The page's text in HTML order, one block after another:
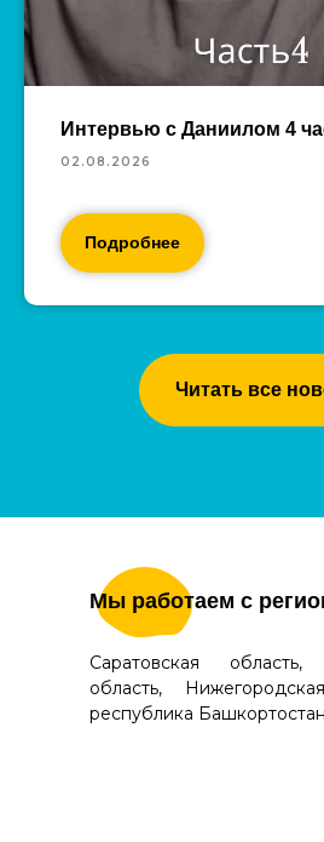
Интервью с Даниилом 4
02.08.2026
Подробнее
Читать все
Мы работаем с
Саратовская область,
область,
республика